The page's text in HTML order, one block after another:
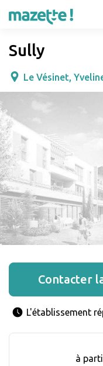
Sully
Le Vésinet,
Contacter
L'établissement
à